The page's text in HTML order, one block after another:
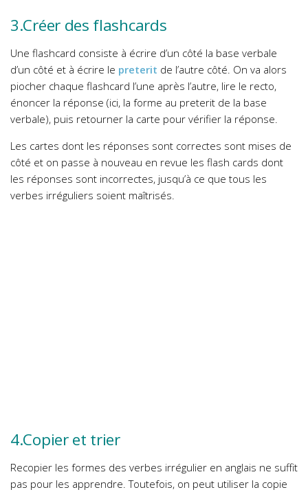
3.Créer des flashcards
Une flashcard consiste à écrire d’un côté la base verbale
d’un côté et à écrire le preterit de l’autre côté. On va alors
piocher chaque flashcard l’une après l’autre, lire le recto,
énoncer la réponse (ici, la forme au preterit de la base
verbale), puis retourner la carte pour vérifier la réponse.
Les cartes dont les réponses sont correctes sont mises de
côté et on passe à nouveau en revue les flash cards dont
les réponses sont incorrectes, jusqu’à ce que tous les
verbes irréguliers soient maîtrisés.
4.Copier et trier
Recopier les formes des verbes irrégulier en anglais ne suffit
pas pour les apprendre. Toutefois, on peut utiliser la copie